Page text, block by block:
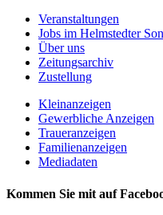
Veranstaltungen
Jobs im Helmstedter
Über uns
Zeitungsarchiv
Zustellung
Kleinanzeigen
Gewerbliche Anzeigen
Traueranzeigen
Familienanzeigen
Mediadaten
Kommen Sie mit auf